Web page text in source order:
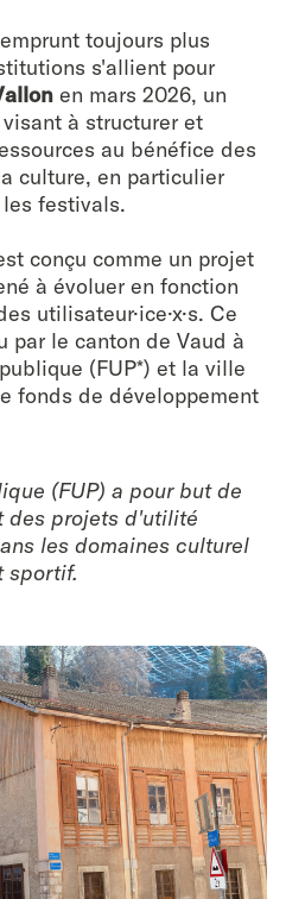
toujours plus
s'allient pour
en mars 2026, un
à structurer et
au bénéfice des
culture, en particulier
festivals.
conçu comme un projet
à évoluer en fonction
utilisateur·ice·x·s. Ce
par le canton de Vaud à
(FUP*) et la ville
fonds de développement
(FUP) a pour but de
des projets d'utilité
les domaines culturel
sportif.